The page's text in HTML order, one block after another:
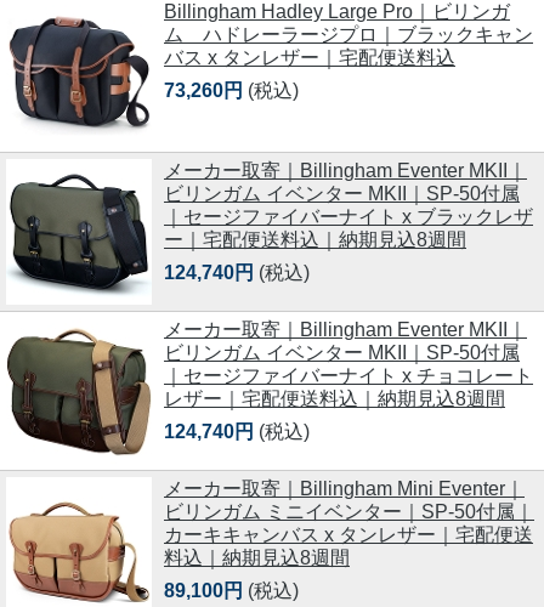
Billingham Hadley Large Pro｜ビリンガ
ム ハドレーラージプロ｜ブラックキャン
バス x タンレザー｜宅配便送料込
73,260円 (税込)
メーカー取寄｜Billingham Eventer MKII｜
ビリンガム イベンター MKII｜SP-50付属
｜セージファイバーナイト x ブラックレザ
ー｜宅配便送料込｜納期見込8週間
124,740円 (税込)
メーカー取寄｜Billingham Eventer MKII｜
ビリンガム イベンター MKII｜SP-50付属
｜セージファイバーナイト x チョコレート
レザー｜宅配便送料込｜納期見込8週間
124,740円 (税込)
メーカー取寄｜Billingham Mini Eventer｜
ビリンガム ミニイベンター｜SP-50付属｜
カーキキャンバス x タンレザー｜宅配便送
料込｜納期見込8週間
89,100円 (税込)